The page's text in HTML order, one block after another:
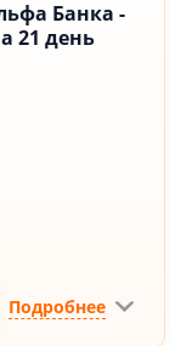
Банка -
21 день
Подробнее